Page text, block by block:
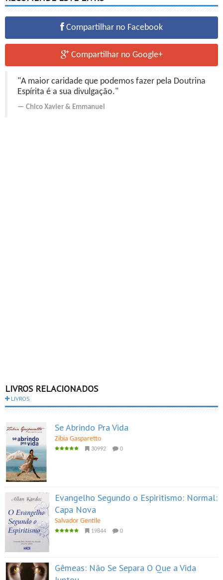
Compartilhar no Facebook
Compartilhar no Google+
"A maior caridade que podemos fazer pela Doutrina
Espírita é a sua divulgação."
Chico Xavier & Emmanuel
LIVROS RELACIONADOS
LIVROS
Se Abrindo Pra Vida
Zibia Gasparetto
30992 0
Evangelho Segundo o Espiritismo: Normal:
Capa Nova
Salvador Gentile
19844 0
Gêmeas: Não Se Separa O Que a Vida